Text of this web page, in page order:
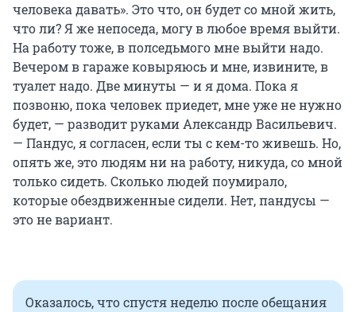
человека давать». Это что, он будет со мной жить,
что ли? Я же непоседа, могу в любое время выйти.
На работу тоже, в полседьмого мне выйти надо.
Вечером в гараже ковыряюсь и мне, извините, в
туалет надо. Две минуты — и я дома. Пока я
позвоню, пока человек приедет, мне уже не нужно
будет, — разводит руками Александр Васильевич.
— Пандус, я согласен, если ты с кем-то живешь. Но,
опять же, это людям ни на работу, никуда, со мной
только сидеть. Сколько людей поумирало,
которые обездвиженные сидели. Нет, пандусы —
это не вариант.
Оказалось, что спустя неделю после обещания